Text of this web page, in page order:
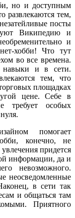
но и доступным
развлекаются тем,
посты
Википедию и
и
хобби! Что тут
во все времена.
навыки и в сети.
тем, что
площадках
цене. Себе в
требует особых
помогает
конечно, не
придется
информации, да и
невозможного.
неосведомленные
в сети так
и общаться там
Приятного